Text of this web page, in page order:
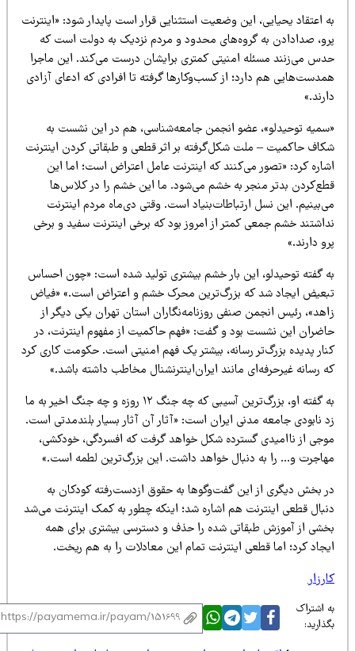
اعتقاد یحیایی، این وضعیت استثنایی قرار است پایدار شود: «اینترنت
صدادادن به گروه‌های محدود و مردم نزدیک به دولت است که
می‌زنند مسئله امنیتی کمتری برایشان درست می‌کند. این ماجرا
هم دارد؛ از کسب‌وکارها گرفته تا افرادی که ادعای آزادی
توحیدلو»، عضو انجمن جامعه‌شناسی، هم در این نشست به
حاکمیت – ملت شکل‌گرفته بر اثر قطعی و طبقاتی کردن اینترنت
کرد: «تصور می‌کنند که اینترنت عامل اعتراض است؛ اما این
بدتر منجر به خشم می‌شود. ما این خشم را در کلاس‌ها
این نسل ارتباطات‌بنیاد است. وقتی دی‌ماه مردم اینترنت
خشم جمعی کمتر از امروز بود که برخی اینترنت سفید و برخی
دارند.»
گفته توحیدلو، این بار خشم بیشتری تولید شده است: «چون احساس
ایجاد شد که بزرگ‌ترین محرک خشم و اعتراض است.» «فیاض
رئیس انجمن صنفی روزنامه‌نگاران استان تهران یکی دیگر از
این نشست بود و گفت: «فهم حاکمیت از مفهوم اینترنت، در
پدیده بزرگ‌تر رسانه، بیشتر یک فهم امنیتی است. حکومت کاری کرد
رسانه غیرحرفه‌ای مانند ایران‌اینترنشنال مخاطب داشته باشد.»
به گفته او، بزرگ‌ترین آسیبی که چه جنگ ۱۲ روزه و چه جنگ اخیر به ما
نابودی جامعه مدنی ایران است: «آثار آن آثار بسیار بلندمدتی است.
از ناامیدی گسترده شکل خواهد گرفت که افسردگی، خودکشی،
و… را به دنبال خواهد داشت. این بزرگ‌ترین لطمه است.»
بخش دیگری از این گفت‌وگوها به حقوق ازدست‌رفته کودکان به
قطعی اینترنت هم اشاره شد؛ اینکه چطور به کمک اینترنت می‌شد
از آموزش طبقاتی شده را حذف و دسترسی بیشتری برای همه
کرد؛ اما قطعی اینترنت تمام این معادلات را به هم ریخت.
اشتراک